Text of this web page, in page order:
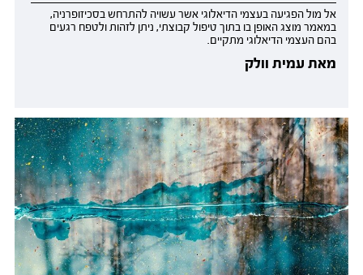
אל מול הפגיעה בעצמי הדיאלוגי אשר עשויה להתרחש בסכיזופרניה,
במאמר מוצג האופן בו בתוך טיפול קבוצתי, ניתן לזהות ולטפח רגעים
בהם העצמי הדיאלוגי מתקיים.
מאת עמית וולק